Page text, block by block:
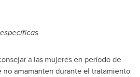
a las mujeres en período de
no amamanten durante el tratamiento